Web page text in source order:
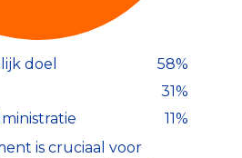
doel
58%
31%
11%
is cruciaal voor